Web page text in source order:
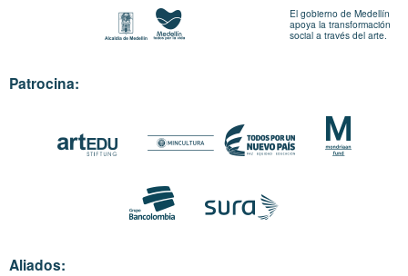
El gobierno de Medellín
apoya la transformación
social a través del arte.
Patrocina:
Aliados: